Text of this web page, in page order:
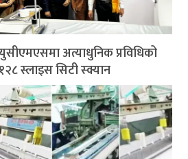
अत्याधुनिक प्रविधिको
१२८ स्लाइस सिटी स्क्यान